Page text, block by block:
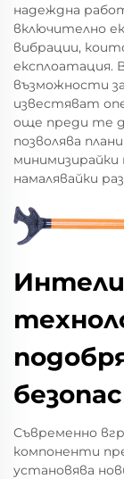
надеждна
включително
вибрации,
експлоатация.
възможности
известяват
още преди те
позволява
намалявайки
Съвременно
компоненти
установява